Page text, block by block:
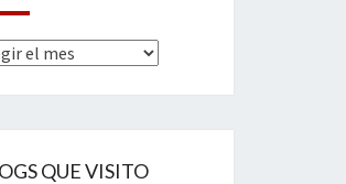
QUE VISITO